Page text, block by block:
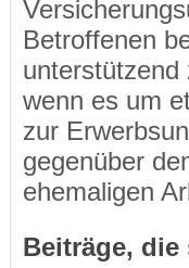
Betroffenen
unterstützend
wenn es um
zur
gegenüber
ehemaligen
Beiträge,